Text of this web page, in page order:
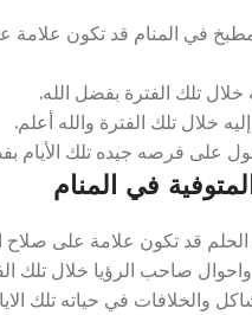
في المنام قد تكون
تلك الفترة بفضل الله.
خلال تلك الفترة والله أعلم.
على فرصه جيده تلك الأيام
في المنام
قد تكون علامة على صلاح
صاحب الرؤيا خلال تلك
والخلافات في حياته تلك